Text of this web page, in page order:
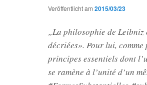
Veröffentlicht am 2015/03/23
„La philosophie de
décriées». Pour lui,
principes essentiels dont
se ramène à l’unité d’un